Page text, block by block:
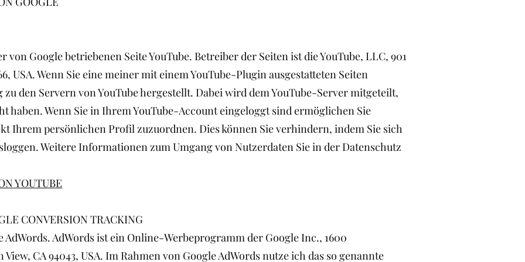
von Google betriebenen Seite YouTube. Betreiber der Seiten ist die YouTube, LLC, 901
USA. Wenn Sie eine meiner mit einem YouTube-Plugin ausgestatteten Seiten
den Servern von YouTube hergestellt. Dabei wird dem YouTube-Server mitgeteilt,
haben. Wenn Sie in Ihrem YouTube-Account eingeloggt sind ermöglichen Sie
Ihrem persönlichen Profil zuzuordnen. Dies können Sie verhindern, indem Sie sich
Weitere Informationen zum Umgang von Nutzerdaten Sie in der Datenschutz
YOUTUBE
CONVERSION TRACKING
AdWords. AdWords ist ein Online-Werbeprogramm der Google Inc., 1600
CA 94043, USA. Im Rahmen von Google AdWords nutze ich das so genannte